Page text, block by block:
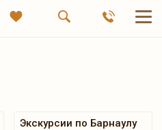
Экскурсии по Барнаулу